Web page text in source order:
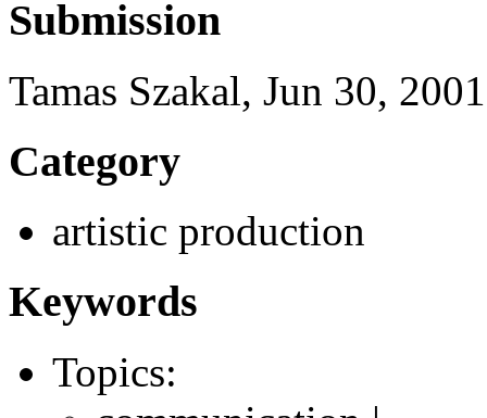
Submission
Tamas Szakal, Jun 30, 2001
Category
artistic production
Keywords
Topics: